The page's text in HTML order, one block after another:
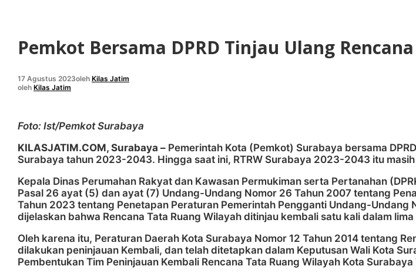
Pemkot Bersama DPRD Tinjau Ulang
17 Agustus 2023oleh Kilas Jatim
oleh Kilas Jatim
Foto: Ist/Pemkot Surabaya
KILASJATIM.COM, Surabaya – Pemerintah Kota (Pemkot) Surabaya bersama
Surabaya tahun 2023-2043. Hingga saat ini, RTRW Surabaya 2023-2043 itu
Kepala Dinas Perumahan Rakyat dan Kawasan Permukiman serta Pertanahan
Pasal 26 ayat (5) dan ayat (7) Undang-Undang Nomor 26 Tahun 2007 tentang
Tahun 2023 tentang Penetapan Peraturan Pemerintah Pengganti Undang-
dijelaskan bahwa Rencana Tata Ruang Wilayah ditinjau kembali satu kali dalam
Oleh karena itu, Peraturan Daerah Kota Surabaya Nomor 12 Tahun 2014 tentang
dilakukan peninjauan Kembali, dan telah ditetapkan dalam Keputusan Wali Kota
Pembentukan Tim Peninjauan Kembali Rencana Tata Ruang Wilayah Kota